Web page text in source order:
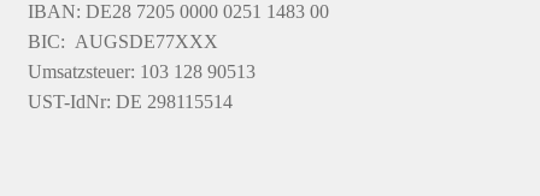
IBAN: DE28 7205 0000 0251 1483 00
BIC: AUGSDE77XXX
Umsatzsteuer: 103 128 90513
UST-IdNr: DE 298115514